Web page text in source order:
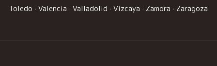
Toledo · Valencia · Valladolid · Vizcaya · Zamora · Zaragoza